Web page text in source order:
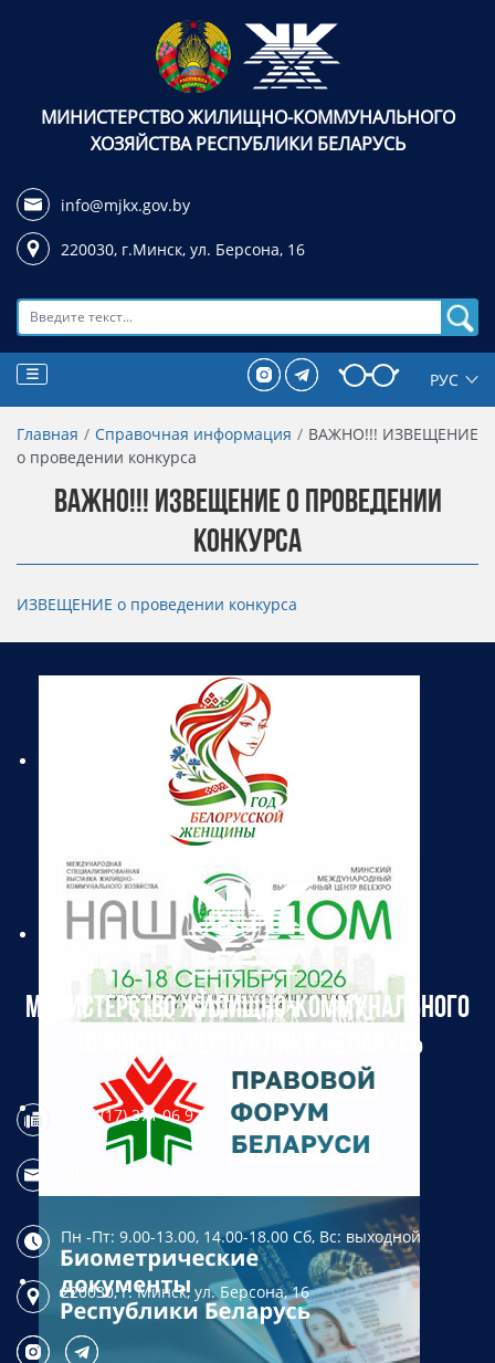
МИНИСТЕРСТВО ЖИЛИЩНО-КОММУНАЛЬНОГО
ХОЗЯЙСТВА РЕСПУБЛИКИ БЕЛАРУСЬ
info@mjkx.gov.by
220030, г.Минск, ул. Берсона, 16
Поиск
Главная Справочная информация
ВАЖНО!!! ИЗВЕЩЕНИЕ
о проведении конкурса
ВАЖНО!!! ИЗВЕЩЕНИЕ О ПРОВЕДЕНИИ
КОНКУРСА
ИЗВЕЩЕНИЕ о проведении конкурса
МИНИСТЕРСТВО ЖИЛИЩНО-КОММУНАЛЬНОГО
ХОЗЯЙСТВА РЕСПУБЛИКИ БЕЛАРУСЬ
+375 (17) 371 06 97
info@mjkx.gov.by
Пн -Пт: 9.00-13.00, 14.00-18.00 Сб, Вс: выходной
220030, г. Минск, ул. Берсона, 16